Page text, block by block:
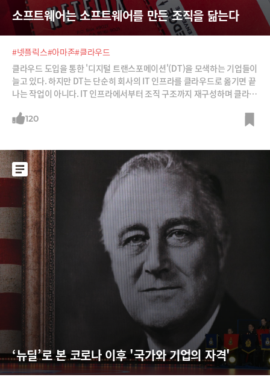
소프트웨어는 소프트웨어를 만든 조직을 닮는다
#넷플릭스#아마존#클라우드
클라우드 도입을 통한 '디지털 트랜스포메이션'(DT)을 모색하는 기업들이
늘고 있다. 하지만 DT는 단순히 회사의 IT 인프라를 클라우드로 옮기면 끝
나는 작업이 아니다. IT 인프라에서부터 조직 구조까지 재구성하며 클라우
120
‘뉴딜’로 본 코로나 이후 '국가와 기업의 자격'